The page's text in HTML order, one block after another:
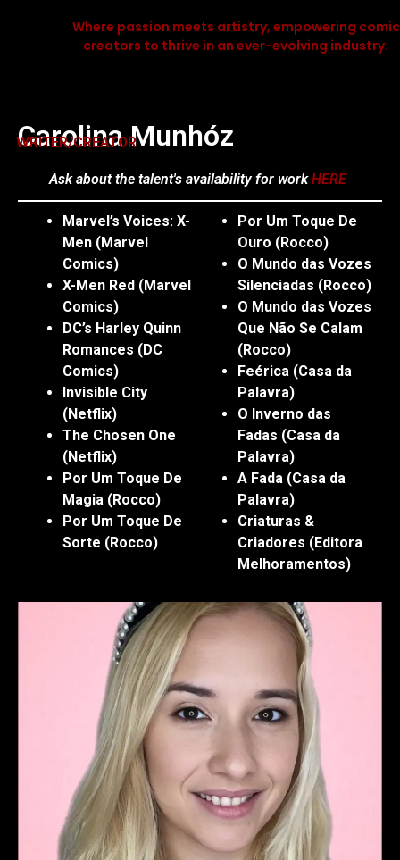
Where passion meets artistry, empowering comic
creators to thrive in an ever-evolving industry.
Carolina Munhóz
WRITER/CREATOR
Ask about the talent's availability for workHERE
Marvel’s Voices: X-
Men (Marvel
Comics)
X-Men Red (Marvel
Comics)
DC’s Harley Quinn
Romances (DC
Comics)
Invisible City
(Netflix)
The Chosen One
(Netflix)
Por Um Toque De
Magia (Rocco)
Por Um Toque De
Sorte (Rocco)
Por Um Toque De
Ouro (Rocco)
O Mundo das Vozes
Silenciadas (Rocco)
O Mundo das Vozes
Que Não Se Calam
(Rocco)
Feérica (Casa da
Palavra)
O Inverno das
Fadas (Casa da
Palavra)
A Fada (Casa da
Palavra)
Criaturas &
Criadores (Editora
Melhoramentos)